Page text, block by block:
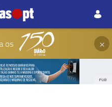
os ×
PUB